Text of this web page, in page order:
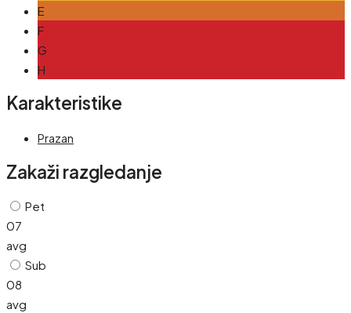
E
F
G
H
Karakteristike
Prazan
Zakaži razgledanje
Pet
07
avg
Sub
08
avg